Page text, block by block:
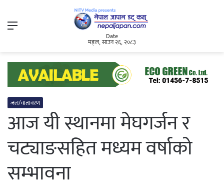
Menu
Date
मङ्ल, साउन २६, २०८३
जल/वातावरण
आज यी स्थानमा मेघगर्जन र
चट्याङसहित मध्यम वर्षाको
सम्भावना